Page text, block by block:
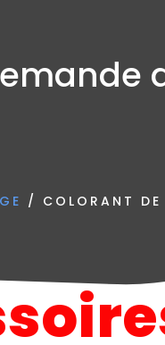
/ COLORANT DE